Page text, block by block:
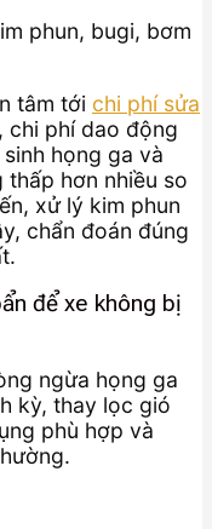
phun, bugi, bơm
tâm tới chi phí sửa
chi phí dao động
họng ga và
hơn nhiều so
xử lý kim phun
chẩn đoán đúng
để xe không bị
ngừa họng ga
kỳ, thay lọc gió
phù hợp và